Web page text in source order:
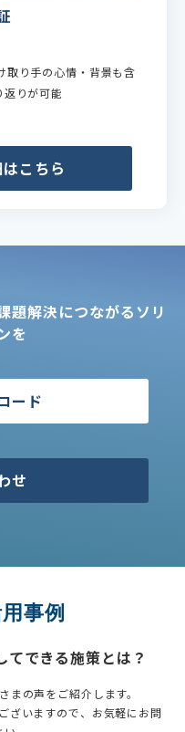
取り手の心情・背景も含
りが可能
こちら
題解決につながるソリ
を
ード
せ
事例
できる施策とは？
まの声をご紹介します。
ざいますので、お気軽にお問